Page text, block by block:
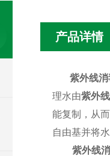
产品详情
紫外线
理水由紫外
能复制，从
自由基并将
紫外线